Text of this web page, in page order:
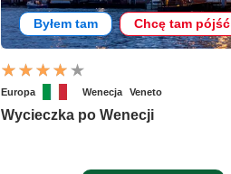
Byłem tam Chcę tam pójść
Europa Wenecja Veneto
Wycieczka po Wenecji